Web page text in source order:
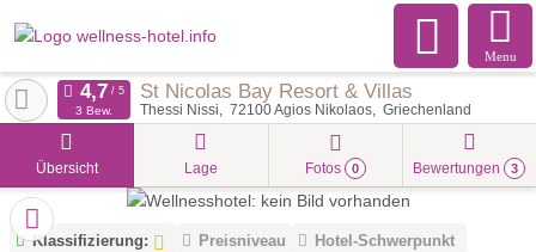
Menu
St Nicolas Bay Resort & Villas
Thessi Nissi 72100Agios Nikolaos Griechenland
3 Bew.
Übersicht Lage Fotos 0 Bewertungen 3
Klassifizierung: Preisniveau
Hotel-Schwerpunkt